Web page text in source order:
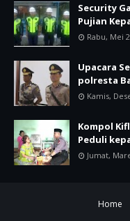
Security
Pujian
Rabu, Mei
Upacara
polresta
Kamis,
Kompol
Peduli
Jumat,
Home